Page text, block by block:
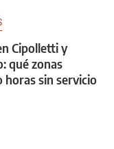
Cipolletti y
qué zonas
sin servicio